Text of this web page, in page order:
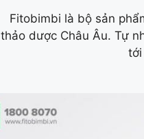
Fitobimbi là bộ sản
thảo dược Châu Âu. Tự
tới